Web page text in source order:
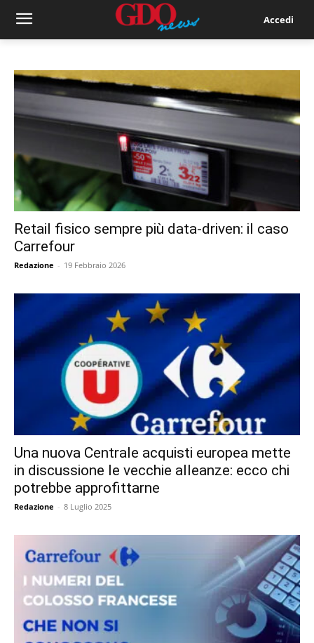
Accedi
Retail fisico sempre più data-driven: il caso
Carrefour
Redazione - 19 Febbraio 2026
Una nuova Centrale acquisti europea mette
in discussione le vecchie alleanze: ecco chi
potrebbe approfittarne
Redazione - 8 Luglio 2025